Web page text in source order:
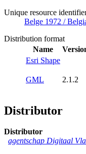
Unique resource
Belge 1972 /
Distribution format
Name
Esri Shape
GML 2.1.2
Distributor
Distributor
agentschap Digitaal